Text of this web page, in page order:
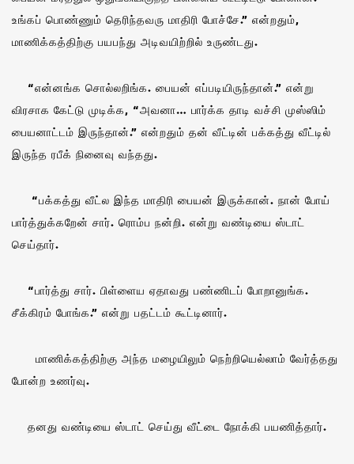
உங்கப் பொண்ணும் தெரிந்தவரு மாதிரி போச்சே.” என்றதும்,
மாணிக்கத்திற்கு பயபந்து அடிவயிற்றில் உருண்டது.
“என்னங்க சொல்லறிங்க. பையன் எப்படியிருந்தான்.” என்று
விரசாக கேட்டு முடிக்க, “அவனா… பார்க்க தாடி வச்சி முஸ்ஸிம்
பையனாட்டம் இருந்தான்.” என்றதும் தன் வீட்டின் பக்கத்து வீட்டில்
இருந்த ரபீக் நினைவு வந்தது.
“பக்கத்து வீட்ல இந்த மாதிரி பையன் இருக்கான். நான் போய்
பார்த்துக்கறேன் சார். ரொம்ப நன்றி. என்று வண்டியை ஸ்டாட்
செய்தார்.
“பார்த்து சார். பிள்ளைய ஏதாவது பண்ணிடப் போறானுங்க.
சீக்கிரம் போங்க.” என்று பதட்டம் கூட்டினார்.
மாணிக்கத்திற்கு அந்த மழையிலும் நெற்றியெல்லாம் வேர்த்தது
போன்ற உணர்வு.
தனது வண்டியை ஸ்டாட் செய்து வீட்டை நோக்கி பயணித்தார்.